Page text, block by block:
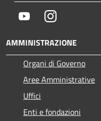
YoutubeInstagram
AMMINISTRAZIONE
Organi di Governo
Aree Amministrative
Uffici
Enti e fondazioni